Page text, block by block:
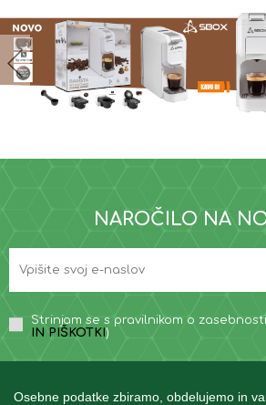
Osebne podatke zbiramo, obdelujemo in
NAROČILO NA
Strinjam se s pravilnikom o
IN PIŠKOTKI )